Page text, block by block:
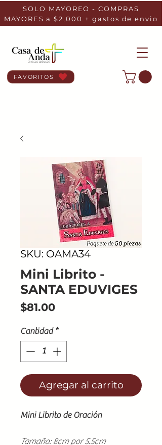
SOLO MAYOREO - COMPRAS
MAYORES a $2,000 + gastos de envio
FAVORITOS
SKU: OAMA34
Mini Librito -
SANTA EDUVIGES
$81.00Precio
Cantidad *
Agregar al carrito
Mini Librito de Oración
Tamaño: 8cm por 5.5cm